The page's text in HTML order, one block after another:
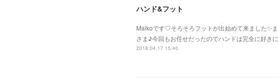
ハンド&フット
Maikoです♡そろそろフットが出始めて来ました✨
さま♪今回もお任せだったのでハンドは完全に好き
2018.04.17 15:40